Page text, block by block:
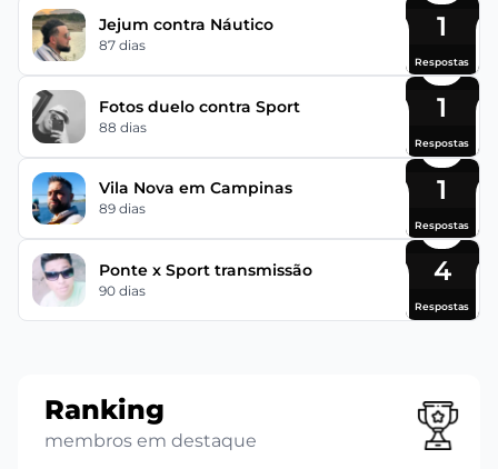
Jejum contra Náutico
87 dias
1
Respostas
Fotos duelo contra Sport
88 dias
1
Respostas
Vila Nova em Campinas
89 dias
1
Respostas
Ponte x Sport transmissão
90 dias
4
Respostas
Ranking
membros em destaque